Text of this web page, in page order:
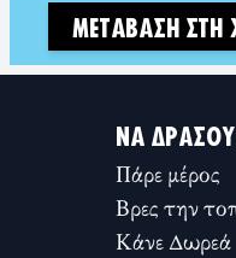
ΜΕΤΆΒΑΣΗ ΣΤΗ
ΝΑ
Πάρε μέρος
Βρες την
Κάνε Δωρεά